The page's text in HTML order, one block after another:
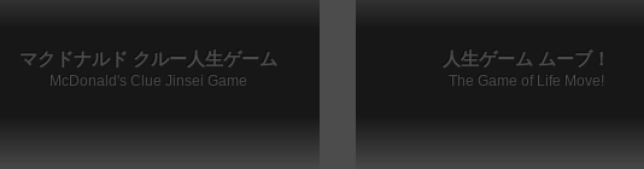
マクドナルド クルー人生ゲーム
McDonald's Clue Jinsei Game
人生ゲーム ムーブ！
The Game of Life Move!